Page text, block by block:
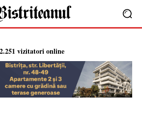
2.251 vizitatori online